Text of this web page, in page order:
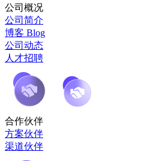
公司概况
公司简介
博客 Blog
公司动态
人才招聘
合作伙伴
方案伙伴
渠道伙伴